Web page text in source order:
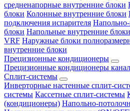
средненапорные внутренние блоки
блоки Колонные внутренние блоки
подключения испарителя
блоки Напольные внутренние блоки
VRF Наружные блоки
внутренние блоки
Прецизионные кондиционеры
Прецизионные кондиционеры
Сплит-системы
Инверторные настенные сплит-
системы Кассетные сплит-системы
(кондиционеры) Напольно-